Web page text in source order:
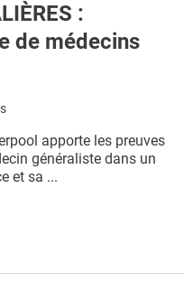
liste
:
de médecins
apporte les preuves
généraliste dans un
et sa ...